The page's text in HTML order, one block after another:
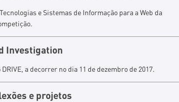
e Sistemas de Informação para a Web da
Investigation
a decorrer no dia 11 de dezembro de 2017.
e projetos